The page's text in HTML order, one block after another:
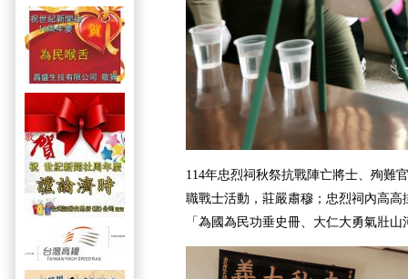
114年忠烈祠秋祭抗戰陣亡將士、殉難
職戰士活動，莊嚴肅穆；忠烈祠內高
「為國為民功垂史冊、大仁大勇氣壯